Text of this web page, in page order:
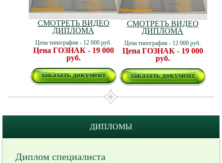
СМОТРЕТЬ ВИДЕО
ДИПЛОМА
Цена типография - 12 000 руб.
Цена ГОЗНАК - 19 000
руб.
заказать документ
СМОТРЕТЬ ВИДЕО
ДИПЛОМА
Цена типография - 12 000 руб.
Цена ГОЗНАК - 19 000
руб.
заказать документ
ДИПЛОМЫ
Диплом специалиста